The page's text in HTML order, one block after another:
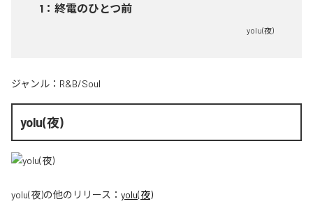
1 ： 終電のひとつ前
yolu(夜)
ジャンル： R&B/Soul
yolu(夜)
yolu(夜)の他のリリース： yolu(夜)